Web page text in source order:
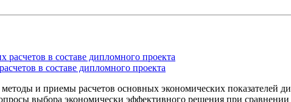
в составе дипломного проекта
и приемы расчетов основных экономических показателей
выбора экономически эффективного решения при сравнении